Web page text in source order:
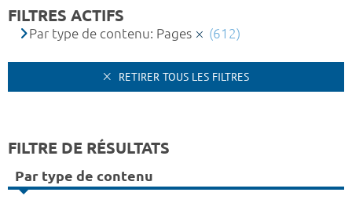
FILTRES ACTIFS
Par type de contenu: Pages (612)
RETIRER TOUS LES FILTRES
FILTRE DE RÉSULTATS
Par type de contenu